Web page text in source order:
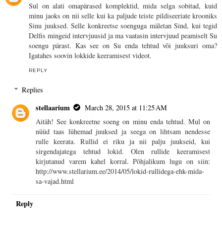
Sul on alati omapärased komplektid, mida selga sobitad, kuid
minu jaoks on nii selle kui ka paljude teiste pildiseeriate krooniks
Sinu juuksed. Selle konkreetse soenguga mäletan Sind, kui tegid
Delfis mingeid intervjuusid ja ma vaatasin intervjuud peamiselt Su
soengu pärast. Kas see on Su enda tehtud või juuksuri oma?
Igatahes soovin lokkide keeramisest videot.
REPLY
Replies
stellaarium
March 28, 2015 at 11:25 AM
Aitäh! See konkreetne soeng on minu enda tehtud. Mul on
nüüd taas lühemad juuksed ja seega on lihtsam nendesse
rulle keerata. Rullid ei riku ja nii palju juukseid, kui
sirgendajatega tehtud lokid. Olen rullide keeramisest
kirjutanud varem kahel korral. Põhjalikum lugu on siin:
http://www.stellarium.ee/2014/05/lokid-rullidega-ehk-mida-
sa-vajad.html
Reply